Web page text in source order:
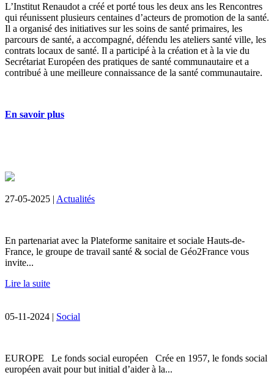
L’Institut Renaudot a créé et porté tous les deux ans les Rencontres
qui réunissent plusieurs centaines d’acteurs de promotion de la santé.
Il a organisé des initiatives sur les soins de santé primaires, les
parcours de santé, a accompagné, défendu les ateliers santé ville, les
contrats locaux de santé. Il a participé à la création et à la vie du
Secrétariat Européen des pratiques de santé communautaire et a
contribué à une meilleure connaissance de la santé communautaire.
En savoir plus
27-05-2025 | Actualités
En partenariat avec la Plateforme sanitaire et sociale Hauts-de-
France, le groupe de travail santé & social de Géo2France vous
invite...
Lire la suite
05-11-2024 | Social
EUROPE Le fonds social européen Crée en 1957, le fonds social
européen avait pour but initial d’aider à la...